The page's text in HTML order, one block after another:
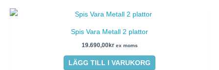
Spis Vara Metall 2 plattor
19.690,00kr ex moms
LÄGG TILL I VARUKORG